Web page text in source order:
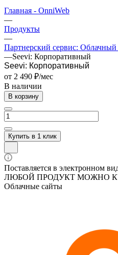
Главная - OnniWeb
—
Продукты
—
Партнерский сервис: Облачный
—Seevi: Корпоративный
Seevi: Корпоративный
от 2 490 ₽/мес
В наличии
В корзину
Купить в 1 клик
Поставляется в электронном
ЛЮБОЙ ПРОДУКТ МОЖНО
Облачные сайты